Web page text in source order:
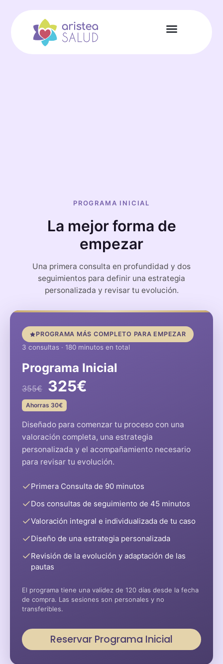
PROGRAMA INICIAL
La mejor forma de
empezar
Una primera consulta en profundidad y dos
seguimientos para definir una estrategia
personalizada y revisar tu evolución.
PROGRAMA MÁS COMPLETO PARA EMPEZAR
3 consultas · 180 minutos en total
Programa Inicial
355€ 325€
Ahorras 30€
Diseñado para comenzar tu proceso con una
valoración completa, una estrategia
personalizada y el acompañamiento necesario
para revisar tu evolución.
Primera Consulta de 90 minutos
Dos consultas de seguimiento de 45 minutos
Valoración integral e individualizada de tu caso
Diseño de una estrategia personalizada
Revisión de la evolución y adaptación de las
pautas
El programa tiene una validez de 120 días desde la fecha
de compra. Las sesiones son personales y no
transferibles.
Reservar Programa Inicial